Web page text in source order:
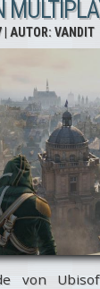
entdeckt!
| AUTOR:VANDIT
von